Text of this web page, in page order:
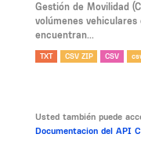
Gestión de Movilidad
volúmenes
encuentran...
TXT CSV ZIP CSV
Usted también puede
Documentacion del API